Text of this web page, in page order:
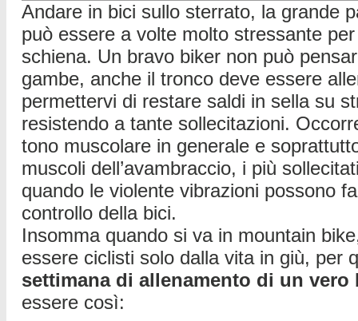
Andare in bici sullo sterrato, la grande
può essere a volte molto stressante
schiena. Un bravo biker non può
gambe, anche il tronco deve essere
permettervi di restare saldi in sella su
resistendo a tante sollecitazioni.
tono muscolare in generale e
muscoli dell’avambraccio, i più
quando le violente vibrazioni possono
controllo della bici.
Insomma quando si va in mountain
essere ciclisti solo dalla vita in giù, per
settimana di allenamento di un vero
essere così: